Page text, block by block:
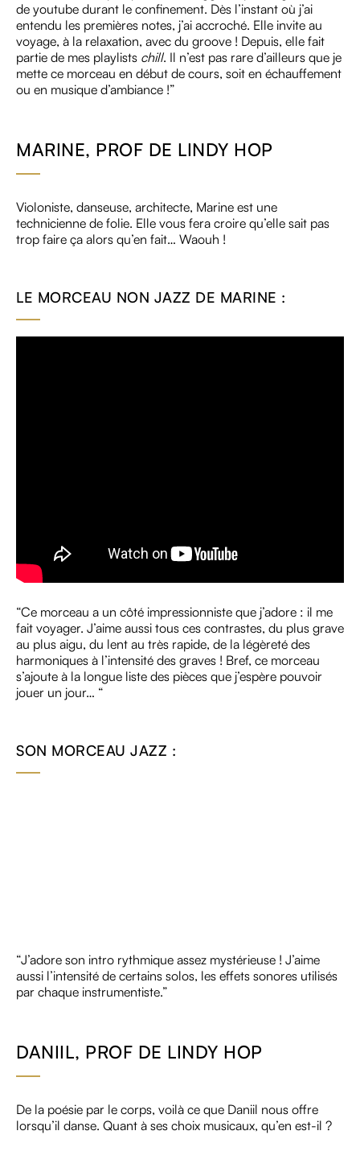
de youtube durant le confinement. Dès l’instant où j’ai
entendu les premières notes, j’ai accroché. Elle invite au
voyage, à la relaxation, avec du groove ! Depuis, elle fait
partie de mes playlists chill. Il n’est pas rare d’ailleurs que je
mette ce morceau en début de cours, soit en échauffement
ou en musique d’ambiance !”
MARINE, PROF DE LINDY HOP
Violoniste, danseuse, architecte, Marine est une
technicienne de folie. Elle vous fera croire qu’elle sait pas
trop faire ça alors qu’en fait… Waouh !
LE MORCEAU NON JAZZ DE MARINE :
“Ce morceau a un côté impressionniste que j’adore : il me
fait voyager. J’aime aussi tous ces contrastes, du plus grave
au plus aigu, du lent au très rapide, de la légèreté des
harmoniques à l’intensité des graves ! Bref, ce morceau
s’ajoute à la longue liste des pièces que j’espère pouvoir
jouer un jour… “
SON MORCEAU JAZZ :
“J’adore son intro rythmique assez mystérieuse ! J’aime
aussi l’intensité de certains solos, les effets sonores utilisés
par chaque instrumentiste.”
DANIIL, PROF DE LINDY HOP
De la poésie par le corps, voilà ce que Daniil nous offre
lorsqu’il danse. Quant à ses choix musicaux, qu’en est-il ?